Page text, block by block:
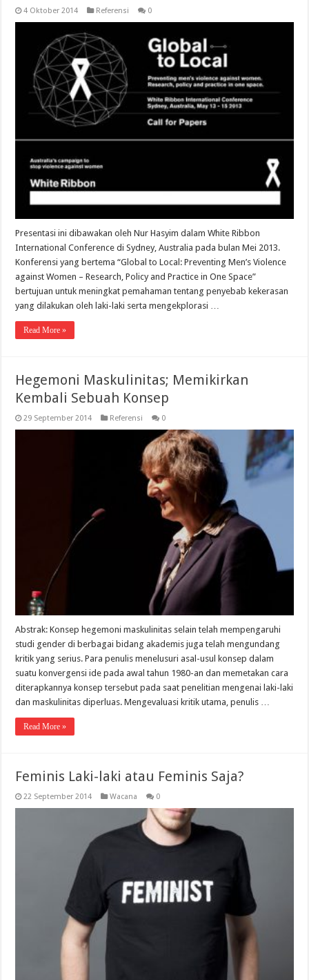
4 Oktober 2014 Referensi 0
Presentasi ini dibawakan oleh Nur Hasyim dalam White Ribbon
International Conference di Sydney, Australia pada bulan Mei 2013.
Konferensi yang bertema “Global to Local: Preventing Men’s Violence
against Women – Research, Policy and Practice in One Space”
bertujuan untuk meningkat pemahaman tentang penyebab kekerasan
yang dilakukan oleh laki-laki serta mengekplorasi …
Read More »
Hegemoni Maskulinitas; Memikirkan
Kembali Sebuah Konsep
29 September 2014 Referensi 0
Abstrak: Konsep hegemoni maskulinitas selain telah mempengaruhi
studi gender di berbagai bidang akademis juga telah mengundang
kritik yang serius. Para penulis menelusuri asal-usul konsep dalam
suatu konvergensi ide pada awal tahun 1980-an dan memetakan cara
diterapkannya konsep tersebut pada saat penelitian mengenai laki-laki
dan maskulinitas diperluas. Mengevaluasi kritik utama, penulis …
Read More »
Feminis Laki-laki atau Feminis Saja?
22 September 2014 Wacana 0